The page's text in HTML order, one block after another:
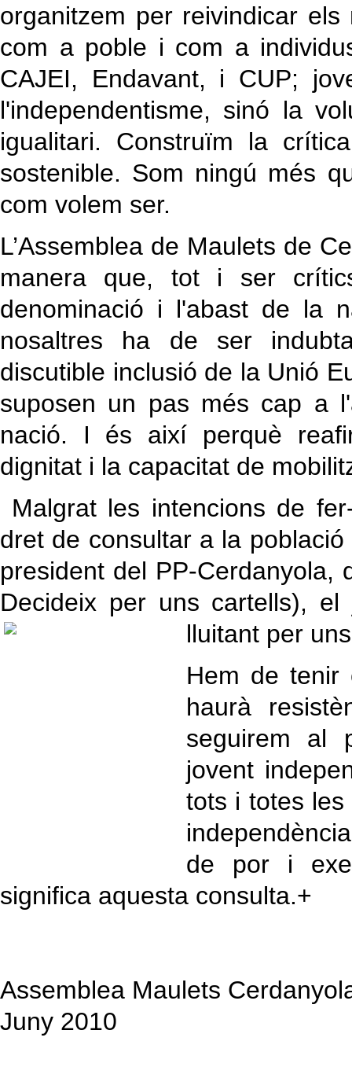
organitzem per reivindicar
com a poble i com a
CAJEI, Endavant, i CUP;
l'independentisme, sinó la
igualitari. Construïm la
sostenible. Som ningú més
com volem ser.
L’Assemblea de Maulets de
manera que, tot i ser
denominació i l'abast de la
nosaltres ha de ser
discutible inclusió de la Unió
suposen un pas més cap a
nació. I és així perquè
dignitat i la capacitat de
Malgrat les intencions de
dret de consultar a la
president del PP-Cerdanyola,
Decideix per uns cartells), el
lluitant per
Hem de tenir
haurà
seguirem al
jovent
tots i totes
de por i
significa aquesta consulta.+
Assemblea Maulets
Juny 2010